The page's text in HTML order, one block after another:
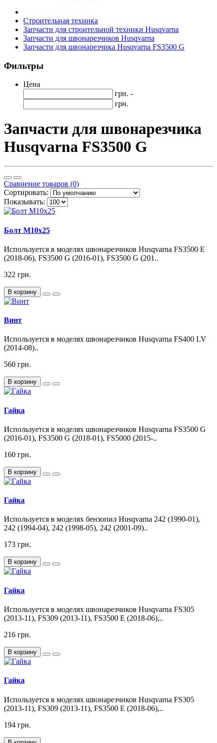
Строительная техника
Запчасти для строительной техники Husqvarna
Запчасти для швонарезчиков Husqvarna
Запчасти для швонарезчика Husqvarna FS3500 G
Фильтры
Цена
грн. -
грн.
Запчасти для швонарезчика
Husqvarna FS3500 G
Сравнение товаров (0)
Сортировать:
Показывать:
Болт М10х25
Используется в моделях швонарезчиков Husqvarna FS3500 E
(2018-06), FS3500 G (2016-01), FS3500 G (201..
322 грн.
В корзину
Винт
Используется в моделях швонарезчиков Husqvarna FS400 LV
(2014-08)..
560 грн.
В корзину
Гайка
Используется в моделях швонарезчиков Husqvarna FS3500 G
(2016-01), FS3500 G (2018-01), FS5000 (2015-..
160 грн.
В корзину
Гайка
Используется в моделях бензопил Husqvarna 242 (1990-01),
242 (1994-04), 242 (1998-05), 242 (2001-09)..
173 грн.
В корзину
Гайка
Используется в моделях швонарезчиков Husqvarna FS305
(2013-11), FS309 (2013-11), FS3500 E (2018-06),..
216 грн.
В корзину
Гайка
Используется в моделях швонарезчиков Husqvarna FS305
(2013-11), FS309 (2013-11), FS3500 E (2018-06),..
194 грн.